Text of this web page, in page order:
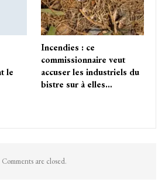
le
Incendies : ce
commissionnaire veut
accuser les industriels du
bistre sur à elles…
Comments are closed.